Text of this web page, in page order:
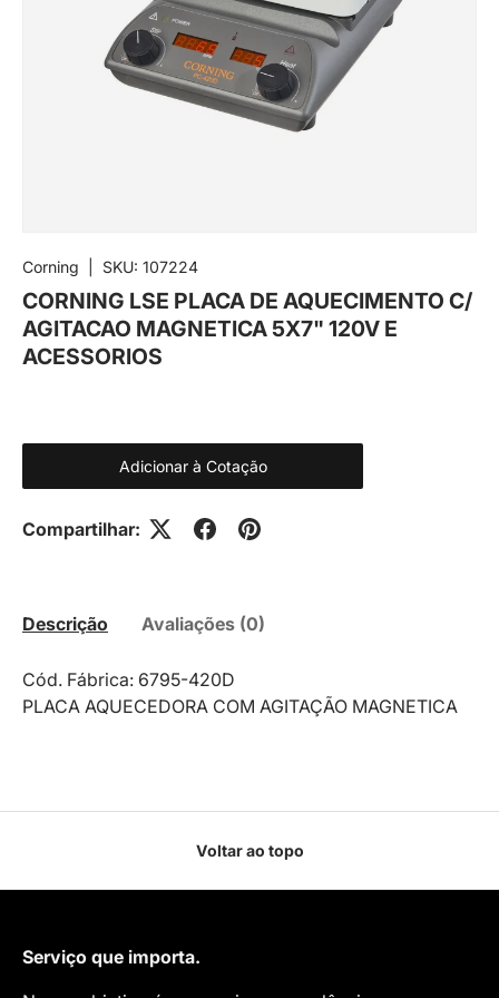
Corning SKU: 107224
CORNING LSE PLACA DE AQUECIMENTO C/
AGITACAO MAGNETICA 5X7" 120V E
ACESSORIOS
Adicionar à Cotação
Compartilhar:
Descrição Avaliações (0)
Cód. Fábrica: 6795-420D
PLACA AQUECEDORA COM AGITAÇÃO MAGNETICA
Voltar ao topo
Serviço que importa.